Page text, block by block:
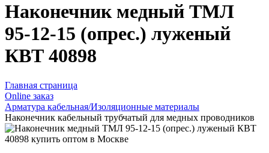
Наконечник медный ТМЛ
95-12-15 (опрес.) луженый
КВТ 40898
Главная страница
Оnline заказ
Арматура кабельная/Изоляционные материалы
Наконечник кабельный трубчатый для медных проводников